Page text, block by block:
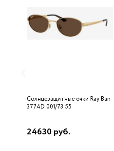
Солнцезащитные очки Ray Ban
3774D 001/73 55
24630 руб.